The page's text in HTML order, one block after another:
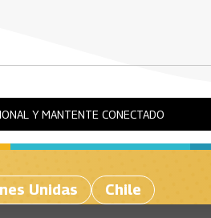
Y MANTENTE CONECTADO
Unidas Chile